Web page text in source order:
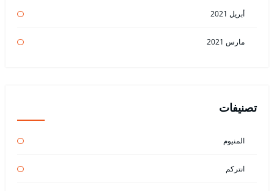
أبريل 2021
مارس 2021
تصنيفات
المنيوم
انتركم